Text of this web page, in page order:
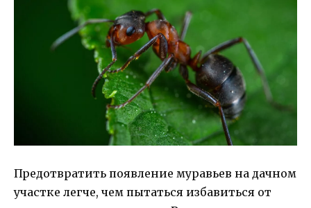
Предотвратить появление муравьев на дачном
участке легче, чем пытаться избавиться от